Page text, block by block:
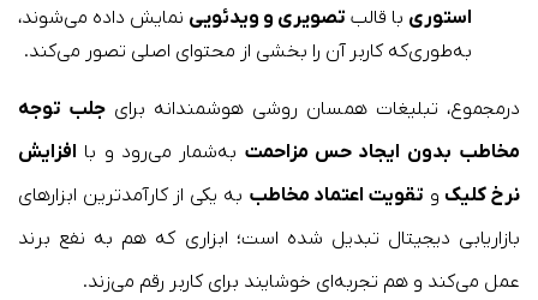
استوری با قالب تصویری و ویدئویی نمایش داده می‌شوند،
به‌طوری‌که کاربر آن را بخشی از محتوای اصلی تصور می‌کند.
درمجموع، تبلیغات همسان روشی هوشمندانه برای جلب توجه
مخاطب بدون ایجاد حس مزاحمت به‌شمار می‌رود و با افزایش
نرخ کلیک و تقویت اعتماد مخاطب به یکی از کارآمدترین ابزارهای
بازاریابی دیجیتال تبدیل شده است؛ ابزاری که هم به نفع برند
عمل می‌کند و هم تجربه‌ای خوشایند برای کاربر رقم می‌زند.